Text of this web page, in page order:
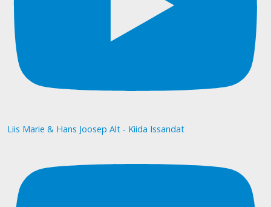
Liis Marie & Hans Joosep Alt - Kiida Issandat